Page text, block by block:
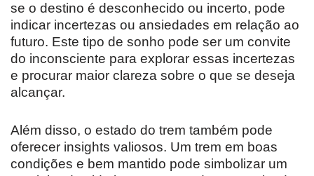
se o destino é desconhecido ou incerto, pode
indicar incertezas ou ansiedades em relação ao
futuro. Este tipo de sonho pode ser um convite
do inconsciente para explorar essas incertezas
e procurar maior clareza sobre o que se deseja
alcançar.
Além disso, o estado do trem também pode
oferecer insights valiosos. Um trem em boas
condições e bem mantido pode simbolizar um